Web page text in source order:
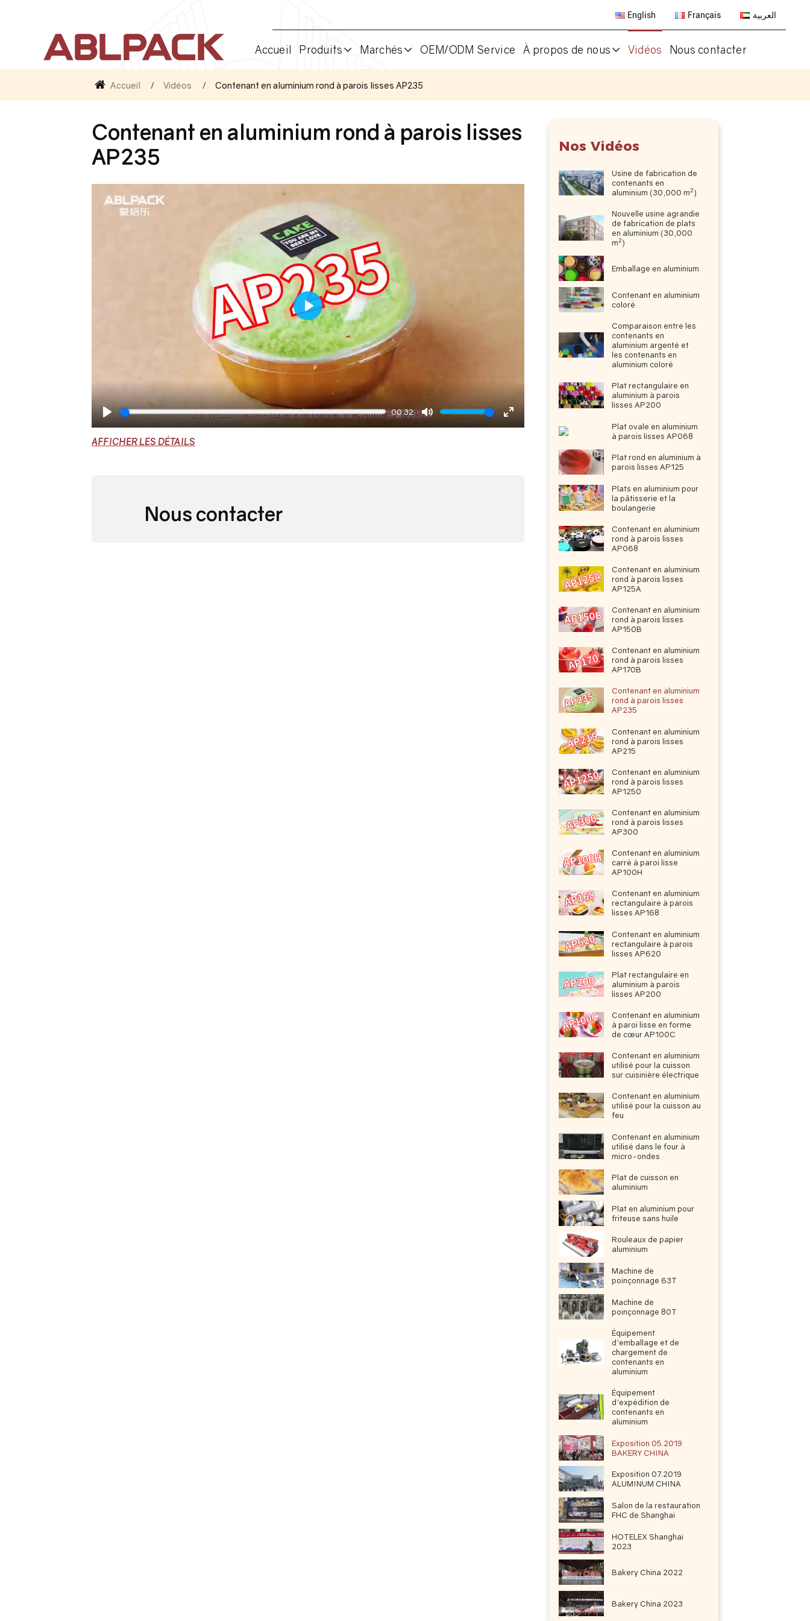
English Français العربية
Accueil Produits Marchés OEM/ODM Service À propos de nous Vidéos Nous contacter
Accueil Vidéos Contenant en aluminium rond à parois lisses AP235
Contenant en aluminium rond à parois lisses
AP235
Play
00:32
Mute
Enter
Play
AFFICHER LES DÉTAILS
Nous contacter
Nos Vidéos
Usine de fabrication de
contenants en
aluminium (30,000 m2)
Nouvelle usine agrandie
de fabrication de plats
en aluminium (30,000
m2)
Emballage en aluminium
Contenant en aluminium
coloré
Comparaison entre les
contenants en
aluminium argenté et
les contenants en
aluminium coloré
Plat rectangulaire en
aluminium à parois
lisses AP200
Plat ovale en aluminium
à parois lisses AP068
Plat rond en aluminium à
parois lisses AP125
Plats en aluminium pour
la pâtisserie et la
boulangerie
Contenant en aluminium
rond à parois lisses
AP068
Contenant en aluminium
rond à parois lisses
AP125A
Contenant en aluminium
rond à parois lisses
AP150B
Contenant en aluminium
rond à parois lisses
AP170B
Contenant en aluminium
rond à parois lisses
AP235
Contenant en aluminium
rond à parois lisses
AP215
Contenant en aluminium
rond à parois lisses
AP1250
Contenant en aluminium
rond à parois lisses
AP300
Contenant en aluminium
carré à paroi lisse
AP100H
Contenant en aluminium
rectangulaire à parois
lisses AP168
Contenant en aluminium
rectangulaire à parois
lisses AP620
Plat rectangulaire en
aluminium à parois
lisses AP200
Contenant en aluminium
à paroi lisse en forme
de cœur AP100C
Contenant en aluminium
utilisé pour la cuisson
sur cuisinière électrique
Contenant en aluminium
utilisé pour la cuisson au
feu
Contenant en aluminium
utilisé dans le four à
micro-ondes
Plat de cuisson en
aluminium
Plat en aluminium pour
friteuse sans huile
Rouleaux de papier
aluminium
Machine de
poinçonnage 63T
Machine de
poinçonnage 80T
Équipement
d'emballage et de
chargement de
contenants en
aluminium
Équipement
d'expédition de
contenants en
aluminium
Exposition 05.2019
BAKERY CHINA
Exposition 07.2019
ALUMINUM CHINA
Salon de la restauration
FHC de Shanghai
HOTELEX Shanghai
2023
Bakery China 2022
Bakery China 2023